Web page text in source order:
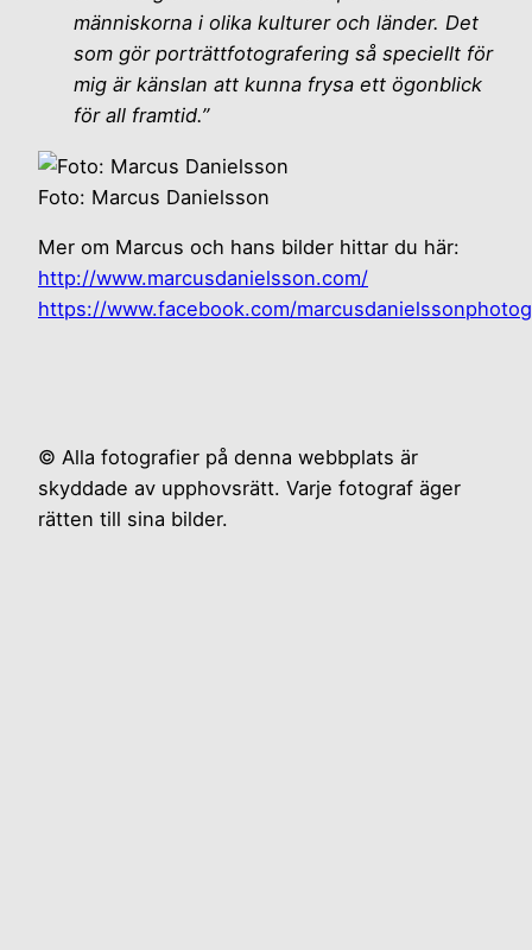
människorna i olika kulturer och länder. Det
som gör porträttfotografering så speciellt för
mig är känslan att kunna frysa ett ögonblick
för all framtid.”
Foto: Marcus Danielsson
Mer om Marcus och hans bilder hittar du här:
http://www.marcusdanielsson.com/
https://www.facebook.com/
© Alla fotografier på denna webbplats är
skyddade av upphovsrätt. Varje fotograf äger
rätten till sina bilder.